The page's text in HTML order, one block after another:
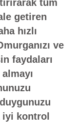
tüm
getiren
hızlı
ve
faydaları
iyi kontrol